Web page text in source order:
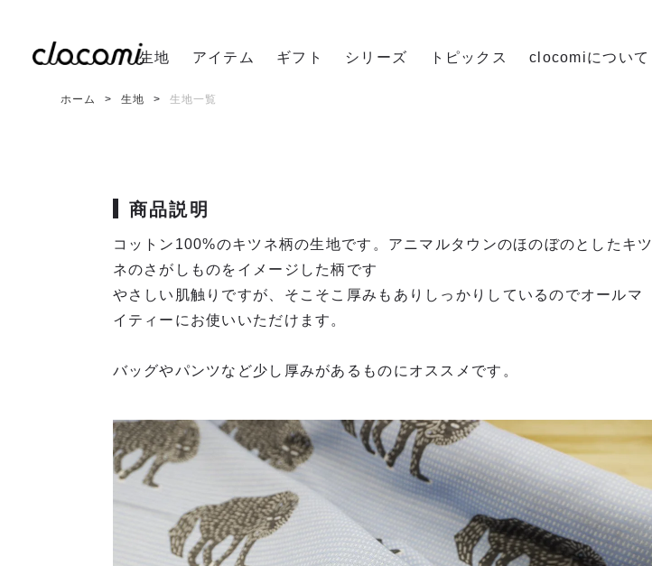
生地 アイテム ギフト シリーズ トピックス clocomiについて
ホーム 生地 生地一覧
商品説明
コットン100%のキツネ柄の生地です。アニマルタウンのほのぼのとしたキツ
ネのさがしものをイメージした柄です
やさしい肌触りですが、そこそこ厚みもありしっかりしているのでオールマ
イティーにお使いいただけます。
バッグやパンツなど少し厚みがあるものにオススメです。